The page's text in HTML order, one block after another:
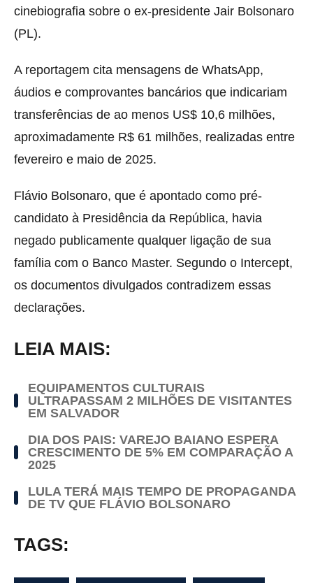
cinebiografia sobre o ex-presidente Jair Bolsonaro
(PL).
A reportagem cita mensagens de WhatsApp,
áudios e comprovantes bancários que indicariam
transferências de ao menos US$ 10,6 milhões,
aproximadamente R$ 61 milhões, realizadas entre
fevereiro e maio de 2025.
Flávio Bolsonaro, que é apontado como pré-
candidato à Presidência da República, havia
negado publicamente qualquer ligação de sua
família com o Banco Master. Segundo o Intercept,
os documentos divulgados contradizem essas
declarações.
LEIA MAIS:
EQUIPAMENTOS CULTURAIS
ULTRAPASSAM 2 MILHÕES DE VISITANTES
EM SALVADOR
DIA DOS PAIS: VAREJO BAIANO ESPERA
CRESCIMENTO DE 5% EM COMPARAÇÃO A
2025
LULA TERÁ MAIS TEMPO DE PROPAGANDA
DE TV QUE FLÁVIO BOLSONARO
TAGS: